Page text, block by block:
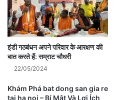
इंडी गठबंधन अपने परिवार के आरक्षण की
बात करते हैं: सम्राट चौधरी
22/05/2024
Khám Phá bat dong san gia re
tai ha noi – Bí Mật Và Lợi Ích